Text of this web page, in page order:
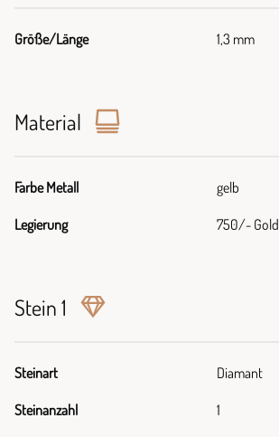
Größe/Länge 1,3 mm
Material
Farbe Metall gelb
Legierung 750/- Gold
Stein 1
Steinart Diamant
Steinanzahl 1